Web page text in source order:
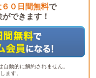
０日間無料で
できます！
動的に解約されません。
ます。